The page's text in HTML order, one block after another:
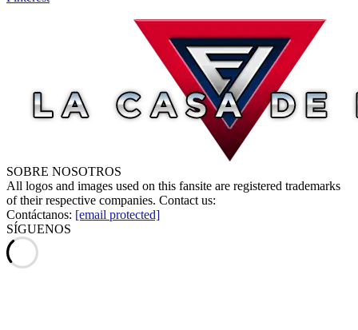
SOBRE NOSOTROS
All logos and images used on this fansite are registered trademarks
of their respective companies. Contact us:
Contáctanos: [email protected]
SÍGUENOS